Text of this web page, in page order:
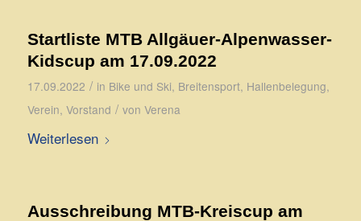
Startliste MTB Allgäuer-Alpenwasser-
Kidscup am 17.09.2022
17.09.2022 / in Bike und Ski, Breitensport, Hallenbelegung,
Verein, Vorstand / von Verena
Weiterlesen
Ausschreibung MTB-Kreiscup am